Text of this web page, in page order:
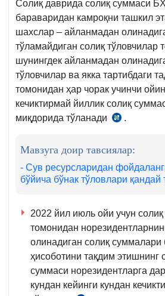
Солиқ даврида солиқ суммаси
бараваридан камроқни ташкил
шахслар – айланмадан
тўламайдиган солиқ тўловчилар
шунингдек айланмадан
тўловчилар ва якка тартибдаги
томонидан ҳар чорак учинчи
кечиктирмай йиллик солиқ
миқдорида тўланади
СК
м.
3-
қ.
.
Мавзуга доир тавсиялар:
- Сув ресурсларидан
бўйича бўнак тўловлари қандай
2022 йил июль ойи учун солиқ
томонидан
олинадиган солиқ суммалари
ҳисоботини тақдим этишнинг
суммаси норезидентларга
кундан кейинги кундан